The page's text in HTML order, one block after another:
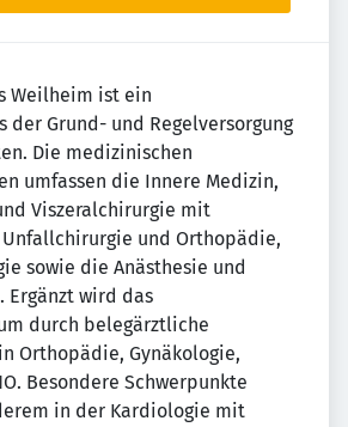
Weilheim ist ein
der Grund- und Regelversorgung
Die medizinischen
umfassen die Innere Medizin,
Viszeralchirurgie mit
und Orthopädie,
sowie die Anästhesie und
Ergänzt wird das
durch belegärztliche
Orthopädie, Gynäkologie,
Besondere Schwerpunkte
in der Kardiologie mit